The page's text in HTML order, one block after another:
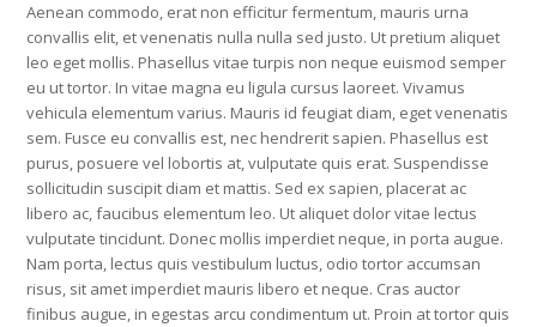
Aenean commodo, erat non efficitur fermentum, mauris urna
convallis elit, et venenatis nulla nulla sed justo. Ut pretium aliquet
leo eget mollis. Phasellus vitae turpis non neque euismod semper
eu ut tortor. In vitae magna eu ligula cursus laoreet. Vivamus
vehicula elementum varius. Mauris id feugiat diam, eget venenatis
sem. Fusce eu convallis est, nec hendrerit sapien. Phasellus est
purus, posuere vel lobortis at, vulputate quis erat. Suspendisse
sollicitudin suscipit diam et mattis. Sed ex sapien, placerat ac
libero ac, faucibus elementum leo. Ut aliquet dolor vitae lectus
vulputate tincidunt. Donec mollis imperdiet neque, in porta augue.
Nam porta, lectus quis vestibulum luctus, odio tortor accumsan
risus, sit amet imperdiet mauris libero et neque. Cras auctor
finibus augue, in egestas arcu condimentum ut. Proin at tortor quis